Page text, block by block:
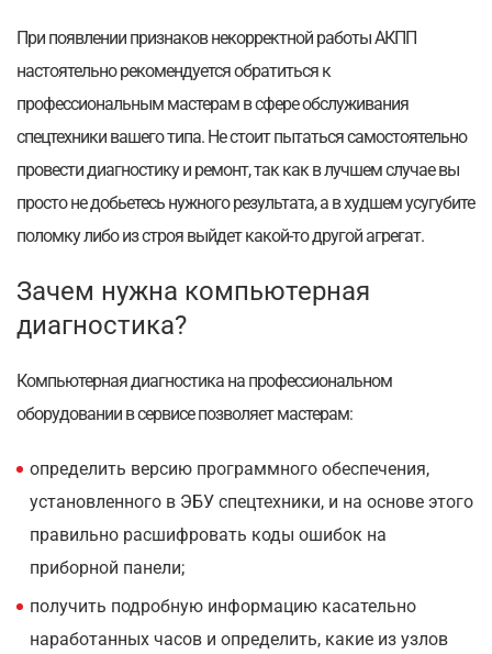
При появлении признаков некорректной работы АКПП
настоятельно рекомендуется обратиться к
профессиональным мастерам в сфере обслуживания
спецтехники вашего типа. Не стоит пытаться самостоятельно
провести диагностику и ремонт, так как в лучшем случае вы
просто не добьетесь нужного результата, а в худшем усугубите
поломку либо из строя выйдет какой-то другой агрегат.
Зачем нужна компьютерная
диагностика?
Компьютерная диагностика на профессиональном
оборудовании в сервисе позволяет мастерам:
определить версию программного обеспечения,
установленного в ЭБУ спецтехники, и на основе этого
правильно расшифровать коды ошибок на
приборной панели;
получить подробную информацию касательно
наработанных часов и определить, какие из узлов